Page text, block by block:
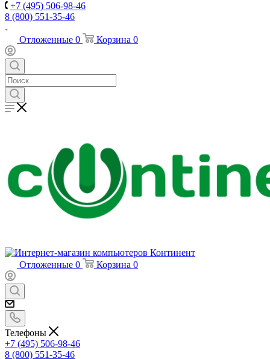
+7 (495) 506-98-46
8 (800) 551-35-46
Отложенные 0 Корзина 0
Отложенные 0 Корзина 0
Телефоны
+7 (495) 506-98-46
8 (800) 551-35-46